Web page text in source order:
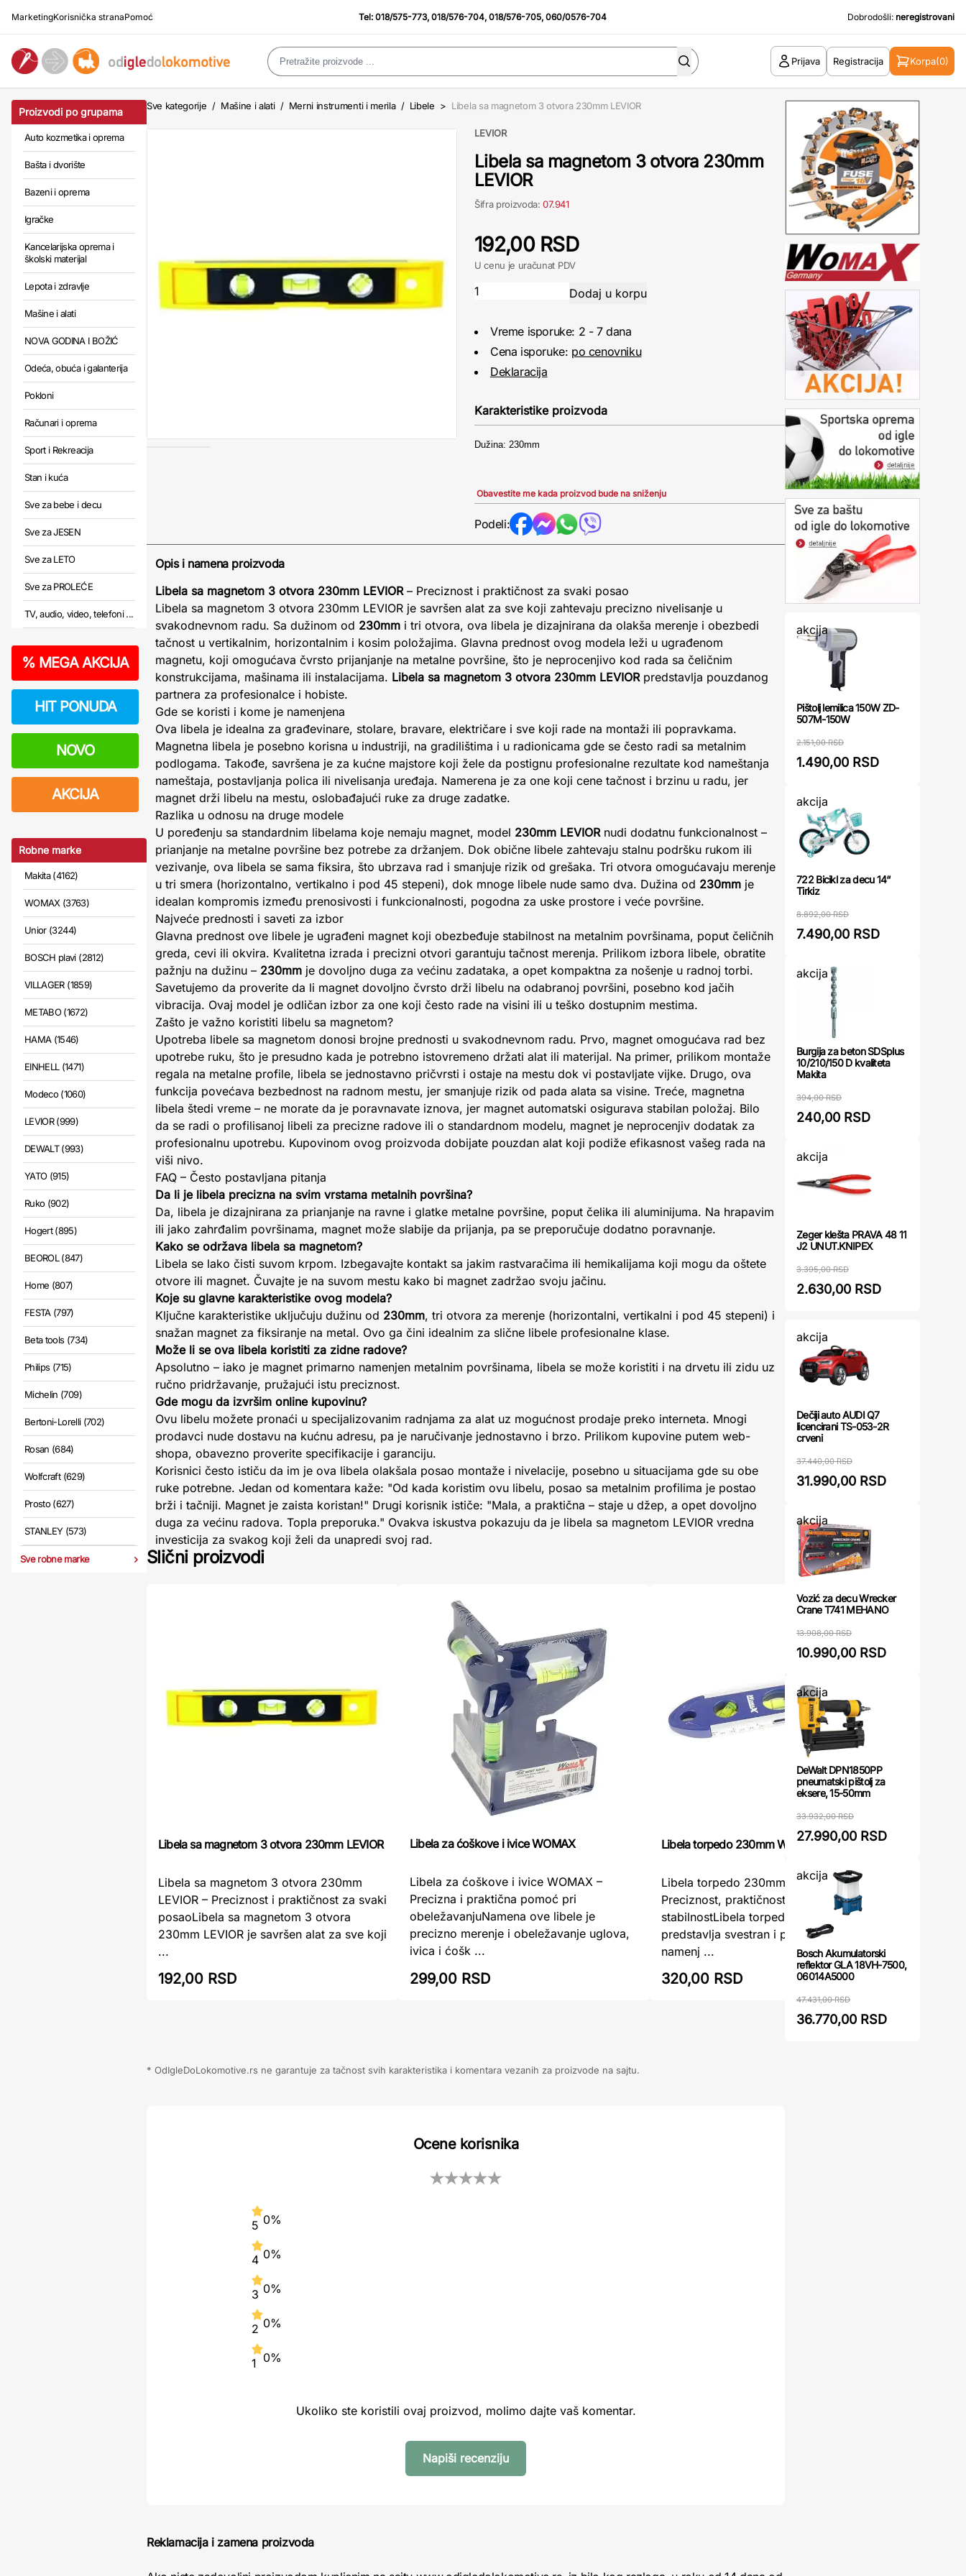
MarketingKorisnička stranaPomoć Tel:018/575-773,018/576-704,018/576-705,060/0576-704 Dobrodošli: neregistrovani
Prijava Registracija Korpa(0)
Proizvodi po grupama
Auto kozmetika i oprema
Bašta i dvorište
Bazeni i oprema
Igračke
Kancelarijska oprema i
školski materijal
Lepota i zdravlje
Mašine i alati
NOVA GODINA I BOŽIĆ
Odeća, obuća i galanterija
Pokloni
Računari i oprema
Sport i Rekreacija
Stan i kuća
Sve za bebe i decu
Sve za JESEN
Sve za LETO
Sve za PROLEĆE
TV, audio, video, telefoni ...
% MEGA AKCIJA
HIT PONUDA
NOVO
AKCIJA
Robne marke
Makita (4162)
WOMAX (3763)
Unior (3244)
BOSCH plavi (2812)
VILLAGER (1859)
METABO (1672)
HAMA (1546)
EINHELL (1471)
Modeco (1060)
LEVIOR (999)
DEWALT (993)
YATO (915)
Ruko (902)
Hogert (895)
BEOROL (847)
Home (807)
FESTA (797)
Beta tools (734)
Philips (715)
Michelin (709)
Bertoni-Lorelli (702)
Rosan (684)
Wolfcraft (629)
Prosto (627)
STANLEY (573)
Sve robne marke
Sve kategorije / Mašine i alati / Merni instrumenti i merila / Libele > Libela sa magnetom 3 otvora 230mm LEVIOR
LEVIOR
Libela sa magnetom 3 otvora 230mm
LEVIOR
Šifra proizvoda:07.941
192,00 RSD
U cenu je uračunat PDV
Vreme isporuke: 2 - 7 dana
Cena isporuke: po cenovniku
Deklaracija
Karakteristike proizvoda
Dužina: 230mm
Obavestite me kada proizvod bude na sniženju
Podeli:
Opis i namena proizvoda
Libela sa magnetom 3 otvora 230mm LEVIOR– Preciznost i praktičnost za svaki posao
Libela sa magnetom 3 otvora 230mm LEVIOR je savršen alat za sve koji zahtevaju precizno nivelisanje u
svakodnevnom radu. Sa dužinom od 230mm i tri otvora, ova libela je dizajnirana da olakša merenje i obezbedi
tačnost u vertikalnim, horizontalnim i kosim položajima. Glavna prednost ovog modela leži u ugrađenom
magnetu, koji omogućava čvrsto prijanjanje na metalne površine, što je neprocenjivo kod rada sa čeličnim
konstrukcijama, mašinama ili instalacijama. Libela sa magnetom 3 otvora 230mm LEVIORpredstavlja pouzdanog
partnera za profesionalce i hobiste.
Gde se koristi i kome je namenjena
Ova libela je idealna za građevinare, stolare, bravare, električare i sve koji rade na montaži ili popravkama.
Magnetna libela je posebno korisna u industriji, na gradilištima i u radionicama gde se često radi sa metalnim
podlogama. Takođe, savršena je za kućne majstore koji žele da postignu profesionalne rezultate kod nameštanja
nameštaja, postavljanja polica ili nivelisanja uređaja. Namerena je za one koji cene tačnost i brzinu u radu, jer
magnet drži libelu na mestu, oslobađajući ruke za druge zadatke.
Razlika u odnosu na druge modele
U poređenju sa standardnim libelama koje nemaju magnet, model 230mm LEVIORnudi dodatnu funkcionalnost –
prianjanje na metalne površine bez potrebe za držanjem. Dok obične libele zahtevaju stalnu podršku rukom ili
vezivanje, ova libela se sama fiksira, što ubrzava rad i smanjuje rizik od grešaka. Tri otvora omogućavaju merenje
u tri smera (horizontalno, vertikalno i pod 45 stepeni), dok mnoge libele nude samo dva. Dužina od 230mm je
idealan kompromis između prenosivosti i funkcionalnosti, pogodna za uske prostore i veće površine.
Najveće prednosti i saveti za izbor
Glavna prednost ove libele je ugrađeni magnet koji obezbeđuje stabilnost na metalnim površinama, poput čeličnih
greda, cevi ili okvira. Kvalitetna izrada i precizni otvori garantuju tačnost merenja. Prilikom izbora libele, obratite
pažnju na dužinu – 230mm je dovoljno duga za većinu zadataka, a opet kompaktna za nošenje u radnoj torbi.
Savetujemo da proverite da li magnet dovoljno čvrsto drži libelu na odabranoj površini, posebno kod jačih
vibracija. Ovaj model je odličan izbor za one koji često rade na visini ili u teško dostupnim mestima.
Zašto je važno koristiti libelu sa magnetom?
Upotreba libele sa magnetom donosi brojne prednosti u svakodnevnom radu. Prvo, magnet omogućava rad bez
upotrebe ruku, što je presudno kada je potrebno istovremeno držati alat ili materijal. Na primer, prilikom montaže
regala na metalne profile, libela se jednostavno pričvrsti i ostaje na mestu dok vi postavljate vijke. Drugo, ova
funkcija povećava bezbednost na radnom mestu, jer smanjuje rizik od pada alata sa visine. Treće, magnetna
libela štedi vreme – ne morate da je poravnavate iznova, jer magnet automatski osigurava stabilan položaj. Bilo
da se radi o profilisanoj libeli za precizne radove ili o standardnom modelu, magnet je neprocenjiv dodatak za
profesionalnu upotrebu. Kupovinom ovog proizvoda dobijate pouzdan alat koji podiže efikasnost vašeg rada na
viši nivo.
FAQ – Često postavljana pitanja
Da li je libela precizna na svim vrstama metalnih površina?
Da, libela je dizajnirana za prianjanje na ravne i glatke metalne površine, poput čelika ili aluminijuma. Na hrapavim
ili jako zahrđalim površinama, magnet može slabije da prijanja, pa se preporučuje dodatno poravnanje.
Kako se održava libela sa magnetom?
Libela se lako čisti suvom krpom. Izbegavajte kontakt sa jakim rastvaračima ili hemikalijama koji mogu da oštete
otvore ili magnet. Čuvajte je na suvom mestu kako bi magnet zadržao svoju jačinu.
Koje su glavne karakteristike ovog modela?
Ključne karakteristike uključuju dužinu od 230mm, tri otvora za merenje (horizontalni, vertikalni i pod 45 stepeni) i
snažan magnet za fiksiranje na metal. Ovo ga čini idealnim za slične libele profesionalne klase.
Može li se ova libela koristiti za zidne radove?
Apsolutno – iako je magnet primarno namenjen metalnim površinama, libela se može koristiti i na drvetu ili zidu uz
ručno pridržavanje, pružajući istu preciznost.
Gde mogu da izvršim online kupovinu?
Ovu libelu možete pronaći u specijalizovanim radnjama za alat uz mogućnost prodaje preko interneta. Mnogi
prodavci nude dostavu na kućnu adresu, pa je naručivanje jednostavno i brzo. Prilikom kupovine putem web-
shopa, obavezno proverite specifikacije i garanciju.
Korisnici često ističu da im je ova libela olakšala posao montaže i nivelacije, posebno u situacijama gde su obe
ruke potrebne. Jedan od komentara kaže: "Od kada koristim ovu libelu, posao sa metalnim profilima je postao
brži i tačniji. Magnet je zaista koristan!" Drugi korisnik ističe: "Mala, a praktična – staje u džep, a opet dovoljno
duga za većinu radova. Topla preporuka." Ovakva iskustva pokazuju da je libela sa magnetom LEVIOR vredna
investicija za svakog koji želi da unapredi svoj rad.
Slični proizvodi
Libela sa magnetom 3 otvora 230mm LEVIOR
Libela sa magnetom 3 otvora 230mm
LEVIOR – Preciznost i praktičnost za svaki
posaoLibela sa magnetom 3 otvora
230mm LEVIOR je savršen alat za sve koji
...
192,00 RSD
Libela za ćoškove i ivice WOMAX
Libela za ćoškove i ivice WOMAX –
Precizna i praktična pomoć pri
obeležavanjuNamena ove libele je
precizno merenje i obeležavanje uglova,
ivica i ćošk ...
299,00 RSD
Libela torpedo 230mm WOMAX
Libela torpedo 230mm WOMAX –
Preciznost, praktičnost i magnetna
stabilnostLibela torpedo 230mm WOMAX
predstavlja svestran i pouzdan merni alat,
namenj ...
320,00 RSD
* OdIgleDoLokomotive.rs ne garantuje za tačnost svih karakteristika i komentara vezanih za proizvode na sajtu.
Ocene korisnika
5 0%
4 0%
3 0%
2 0%
1 0%
Ukoliko ste koristili ovaj proizvod, molimo dajte vaš komentar.
Napiši recenziju
Reklamacija i zamena proizvoda
akcija
Pištolj lemilica 150W ZD-
507M-150W
2.151,00 RSD
1.490,00 RSD
akcija
722 Bicikl za decu 14“
Tirkiz
8.892,00 RSD
7.490,00 RSD
akcija
Burgija za beton SDSplus
10/210/150 D kvaliteta
Makita
394,00 RSD
240,00 RSD
akcija
Zeger klešta PRAVA 48 11
J2 UNUT.KNIPEX
3.395,00 RSD
2.630,00 RSD
akcija
Dečiji auto AUDI Q7
licencirani TS-053-2R
crveni
37.440,00 RSD
31.990,00 RSD
akcija
Vozić za decu Wrecker
Crane T741 MEHANO
13.908,00 RSD
10.990,00 RSD
akcija
DeWalt DPN1850PP
pneumatski pištolj za
eksere, 15-50mm
33.932,00 RSD
27.990,00 RSD
akcija
Bosch Akumulatorski
reflektor GLA 18VH-7500,
06014A5000
47.431,00 RSD
36.770,00 RSD